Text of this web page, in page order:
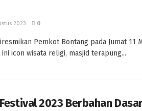
2023 0
Pemkot Bontang pada Jumat 11
icon wisata religi, masjid terapung...
2023 Berbahan